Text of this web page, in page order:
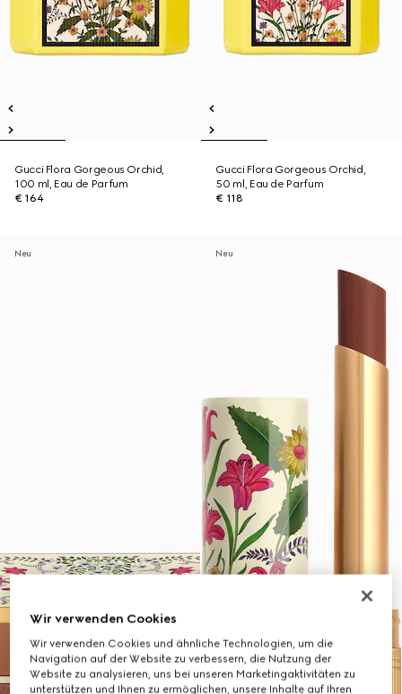
Gucci Flora Gorgeous Orchid,
100 ml, Eau de Parfum
€ 164
Gucci Flora Gorgeous Orchid,
50 ml, Eau de Parfum
€ 118
Neu Neu
Wir verwenden Cookies
Wir verwenden Cookies und ähnliche Technologien, um die
Navigation auf der Website zu verbessern, die Nutzung der
Website zu analysieren, uns bei unseren Marketingaktivitäten zu
unterstützen und Ihnen zu ermöglichen, unsere Inhalte auf Ihren